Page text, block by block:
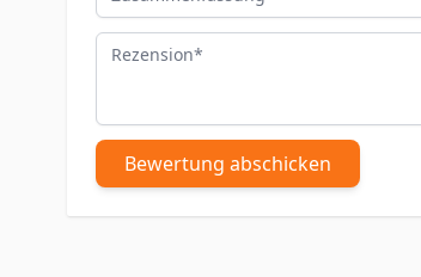
Rezension
Bewertung abschicken